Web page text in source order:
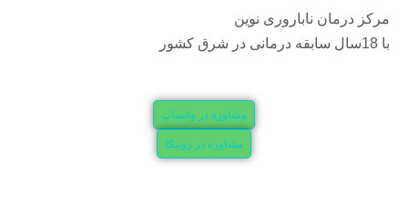
مرکز درمان ناباروری نوین
با 18سال سابقه درمانی در شرق کشور
مشاوره در واتساپ
مشاوره در روبیکا